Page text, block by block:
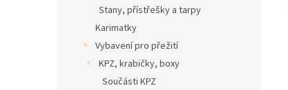
Stany, přístřešky a tarpy
Karimatky
Vybavení pro přežití
KPZ, krabičky, boxy
Součásti KPZ